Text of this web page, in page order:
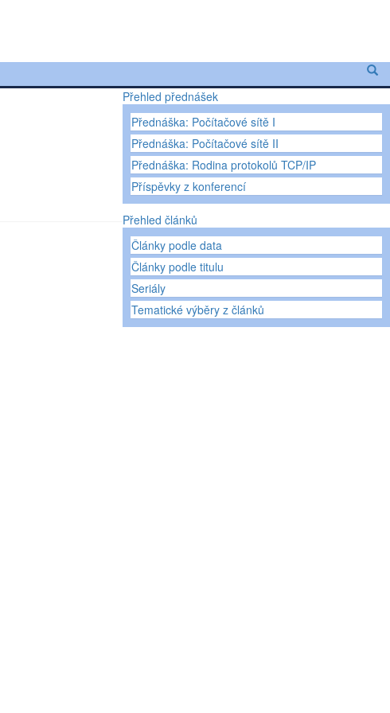
Přehled přednášek
Přednáška: Počítačové sítě I
Přednáška: Počítačové sítě II
Přednáška: Rodina protokolů TCP/IP
Příspěvky z konferencí
Přehled článků
Články podle data
Články podle titulu
Seriály
Tematické výběry z článků